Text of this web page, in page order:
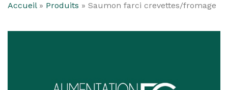
Accueil» Produits » Saumon farci crevettes/fromage